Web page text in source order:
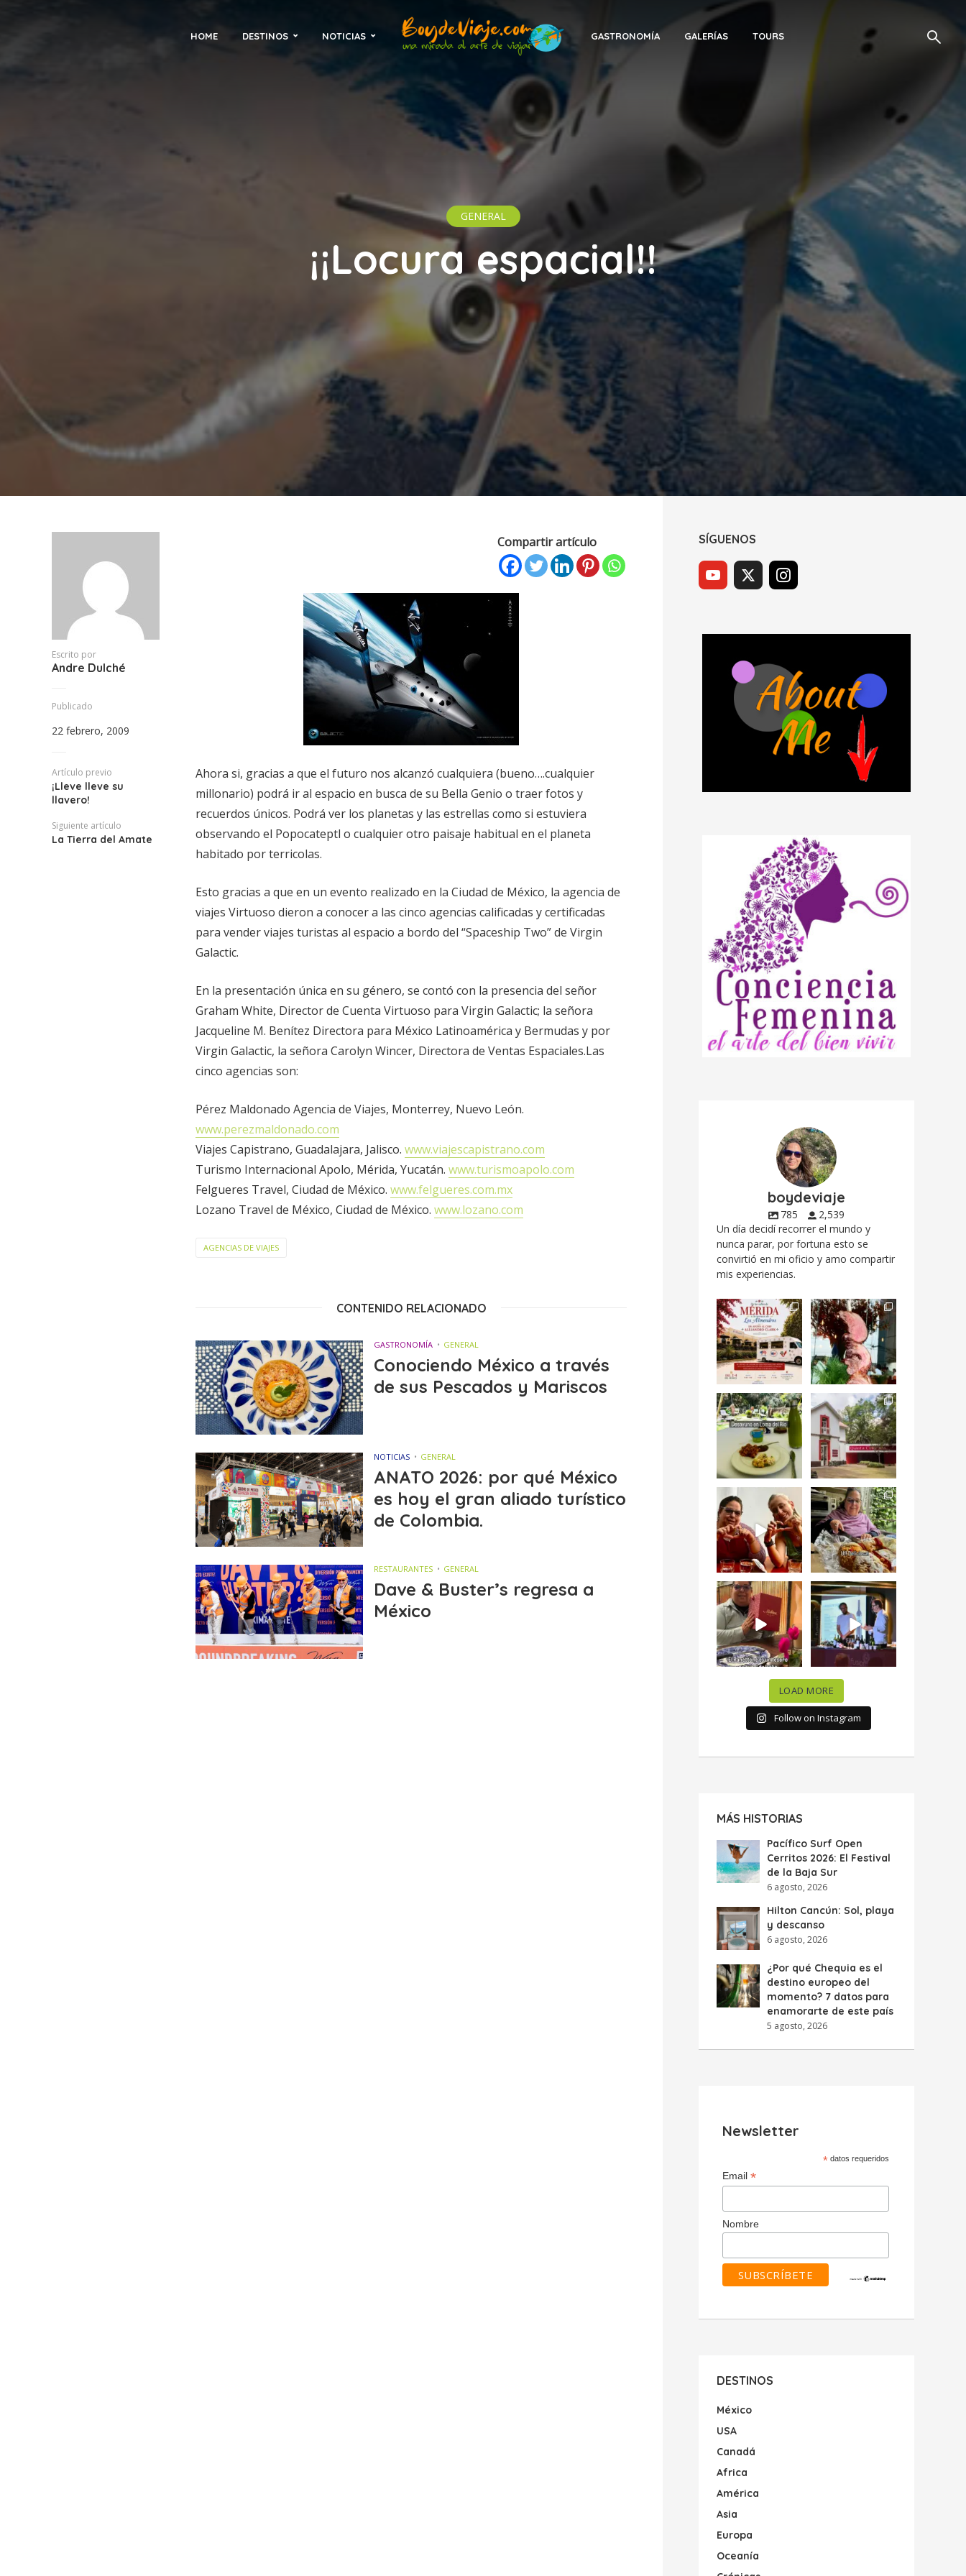
HOME DESTINOS NOTICIAS GASTRONOMÍA GALERÍAS TOURS
GENERAL
¡¡Locura espacial!!
Escrito por
Andre Dulché
Publicado
22 febrero, 2009
Artículo previo
¡Lleve lleve su
llavero!
Siguiente artículo
La Tierra del Amate
Compartir artículo
Ahora si, gracias a que el futuro nos alcanzó cualquiera (bueno….cualquier
millonario) podrá ir al espacio en busca de su Bella Genio o traer fotos y
recuerdos únicos. Podrá ver los planetas y las estrellas como si estuviera
observando el Popocateptl o cualquier otro paisaje habitual en el planeta
habitado por terricolas.
Esto gracias a que en un evento realizado en la Ciudad de México, la agencia de
viajes Virtuoso dieron a conocer a las cinco agencias calificadas y certificadas
para vender viajes turistas al espacio a bordo del “Spaceship Two” de Virgin
Galactic.
En la presentación única en su género, se contó con la presencia del señor
Graham White, Director de Cuenta Virtuoso para Virgin Galactic; la señora
Jacqueline M. Benítez Directora para México Latinoamérica y Bermudas y por
Virgin Galactic, la señora Carolyn Wincer, Directora de Ventas Espaciales.Las
cinco agencias son:
Pérez Maldonado Agencia de Viajes, Monterrey, Nuevo León.
www.perezmaldonado.com
Viajes Capistrano, Guadalajara, Jalisco. www.viajescapistrano.com
Turismo Internacional Apolo, Mérida, Yucatán. www.turismoapolo.com
Felgueres Travel, Ciudad de México. www.felgueres.com.mx
Lozano Travel de México, Ciudad de México. www.lozano.com
AGENCIAS DE VIAJES
CONTENIDO RELACIONADO
GASTRONOMÍA GENERAL
Conociendo México a través
de sus Pescados y Mariscos
NOTICIAS GENERAL
ANATO 2026: por qué México
es hoy el gran aliado turístico
de Colombia.
RESTAURANTES GENERAL
Dave & Buster’s regresa a
México
SÍGUENOS
boydeviaje
785
2,539
Un día decidí recorrer el mundo y
nunca parar, por fortuna esto se
convirtió en mi oficio y amo compartir
mis experiencias.
Siempre me mueven
las causas y comer
con causa es...
12 0
Fuimos a celebrar a
mis dos #mamás
más cercanas mi...
17 0
Levantarse, escuchar
el río correr y sentir
el...
19 0
Esta
#NochedeMuseos
en la
#QuintaColorada
el...
12 0
¡Qué desayuno tan
increíble en
@LasQuinceLetras!...
28 3
Me tocó rosca de
Tagers un
restaurante de
Avenida...
50 10
“En #Mallorca
Ciudad de México
celebramos la...
63 7
#SoaunFusionMexic
o una noche única
donde España y...
10 0
LOAD MORE
Follow on Instagram
MÁS HISTORIAS
Pacífico Surf Open
Cerritos 2026: El Festival
de la Baja Sur
6 agosto, 2026
Hilton Cancún: Sol, playa
y descanso
6 agosto, 2026
¿Por qué Chequia es el
destino europeo del
momento? 7 datos para
enamorarte de este país
5 agosto, 2026
Newsletter
* datos requeridos
Email *
Nombre
DESTINOS
México
USA
Canadá
Africa
América
Asia
Europa
Oceanía